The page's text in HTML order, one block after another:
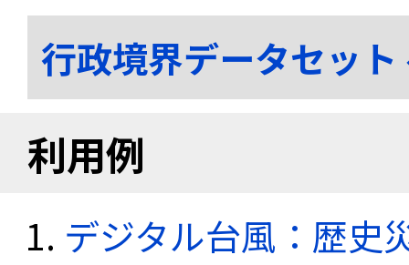
行政境界データセッ
利用例
デジタル台風：歴史